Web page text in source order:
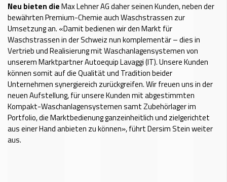
Neu bieten dieMax Lehner AG daher seinen Kunden, neben der
bewährten Premium-Chemie auch Waschstrassen zur
Umsetzung an. «Damit bedienen wir den Markt für
Waschstrassen in der Schweiz nun komplementär – dies in
Vertrieb und Realisierung mit Waschanlagensystemen von
unserem Marktpartner Autoequip Lavaggi (IT). Unsere Kunden
können somit auf die Qualität und Tradition beider
Unternehmen synergiereich zurückgreifen. Wir freuen uns in der
neuen Aufstellung, für unsere Kunden mit abgestimmten
Kompakt-Waschanlagensystemen samt Zubehörlager im
Portfolio, die Marktbedienung ganzeinheitlich und zielgerichtet
aus einer Hand anbieten zu können», führt Dersim Stein weiter
aus.